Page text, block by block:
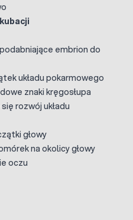
embrion do
układu pokarmowego
znaki kręgosłupa
rozwój układu
głowy
na okolicy głowy
oczu